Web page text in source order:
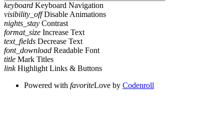
keyboard Keyboard Navigation
visibility_off Disable Animations
nights_stay Contrast
format_size Increase Text
text_fields Decrease Text
font_download Readable Font
title Mark Titles
link Highlight Links & Buttons
Powered with favoriteLove by Codenroll